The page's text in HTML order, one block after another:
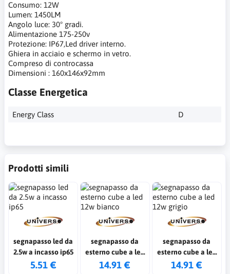
Consumo: 12W
Lumen: 1450LM
Angolo luce: 30° gradi.
Alimentazione 175-250v
Protezione: IP67,Led driver interno.
Ghiera in acciaio e schermo in vetro.
Compreso di controcassa
Dimensioni : 160x146x92mm
Classe Energetica
Energy Class D
Prodotti simili
segnapasso led da
2.5w a incasso ip65
5.51 €
segnapasso da
esterno cube a led
12w bianco
14.91 €
segnapasso da
esterno cube a led
12w grigio
14.91 €